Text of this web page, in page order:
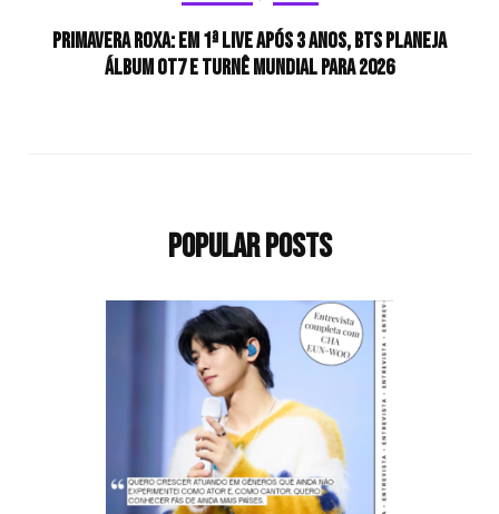
Primavera Roxa: Em 1ª live após 3 anos, BTS planeja
álbum OT7 e turnê mundial para 2026
Popular Posts